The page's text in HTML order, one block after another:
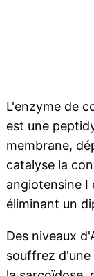
L'enzyme de
est une
membrane,
catalyse la
angiotensine I
éliminant un
Des niveaux
souffrez d'une